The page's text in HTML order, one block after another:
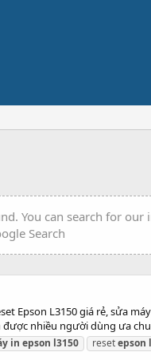
You can search for
Search
Epson L3150 giá rẻ, sửa
nhiều người dùng ưa
in epson l3150 resetepson